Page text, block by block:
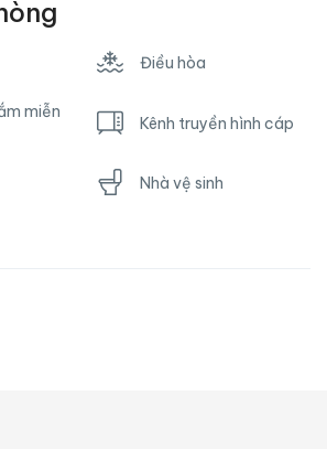
Điều hòa
miễn
Kênh truyền hình cáp
Nhà vệ sinh